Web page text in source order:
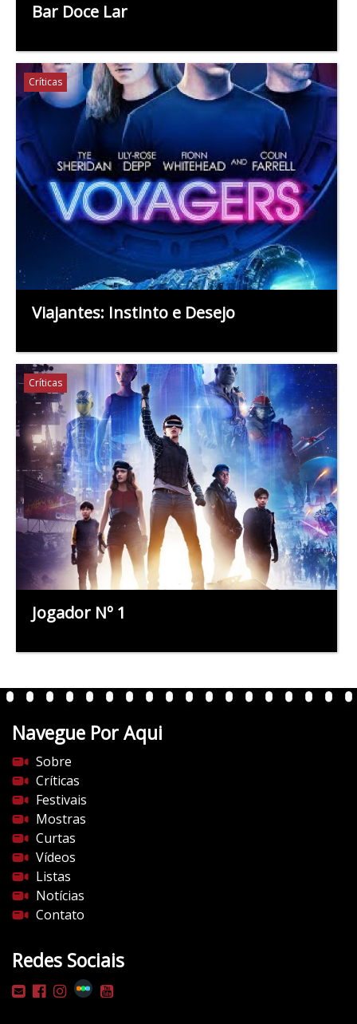
Bar Doce Lar
Críticas
Viajantes: Instinto e Desejo
Críticas
Jogador Nº 1
Navegue Por Aqui
Sobre
Críticas
Festivais
Mostras
Curtas
Vídeos
Listas
Notícias
Contato
Redes Sociais